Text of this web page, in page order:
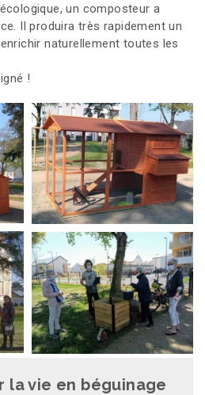
un composteur a
Il produira très rapidement un
naturellement toutes les
!
la vie en béguinage